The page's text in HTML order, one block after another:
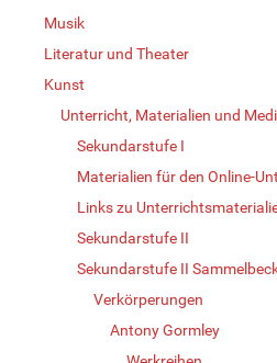
Musik
Literatur und Theater
Kunst
Unterricht, Materialien und
Sekundarstufe I
Materialien für den Online-
Links zu
Sekundarstufe II
Sekundarstufe II
Verkörperungen
Antony Gormley